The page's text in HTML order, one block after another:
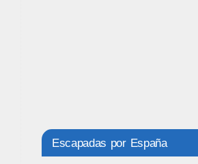
Escapadas por España